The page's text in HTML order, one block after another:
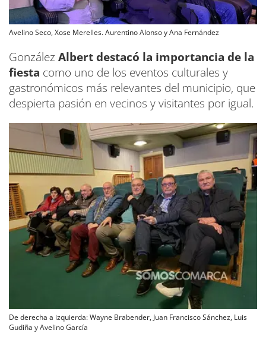
Avelino Seco, Xose Merelles. Aurentino Alonso y Ana Fernández
González Albert destacó la importancia de la
fiesta como uno de los eventos culturales y
gastronómicos más relevantes del municipio, que
despierta pasión en vecinos y visitantes por igual.
De derecha a izquierda: Wayne Brabender, Juan Francisco Sánchez, Luis
Gudiña y Avelino García